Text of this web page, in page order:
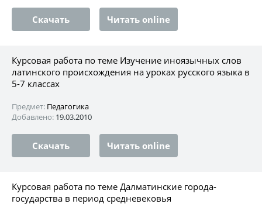
Скачать Читать online
Курсовая работа по теме Изучение иноязычных слов
латинского происхождения на уроках русского языка в
5-7 классах
Предмет: Педагогика
Добавлено: 19.03.2010
Скачать Читать online
Курсовая работа по теме Далматинские города-
государства в период средневековья